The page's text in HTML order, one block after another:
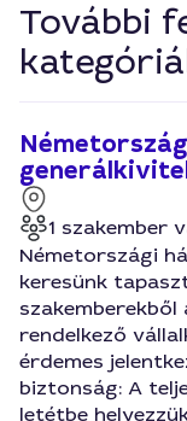
További
1 szakember
Németországi
keresünk
rendelkező
érdemes
biztonság: A
letétbe